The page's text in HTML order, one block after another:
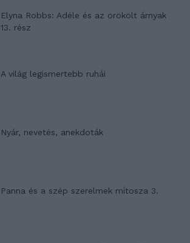
Elyna Robbs: Adéle és az örökölt árnyak
13. rész
A világ legismertebb ruhái
Nyár, nevetés, anekdoták
Panna és a szép szerelmek mítosza 3.